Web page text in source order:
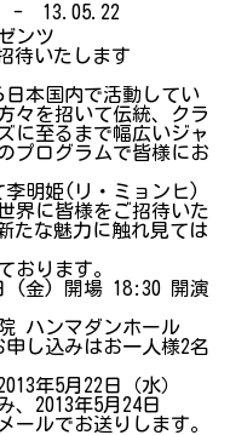
- 13.05.22
ンツ
待いたします
本国内で活動してい
々を招いて伝統、クラ
に至るまで幅広いジャ
プログラムで皆様にお
李明姫(リ・ミョンヒ)
界に皆様をご招待いた
たな魅力に触れ見ては
おります。
(金) 開場 18:30 開演
ハンマダンホール
し込みはお一人様2名
年5月22日（水）
、2013年5月24日
ールでお送りします。